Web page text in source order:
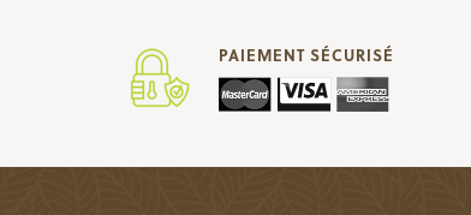
PAIEMENT SÉCURISÉ